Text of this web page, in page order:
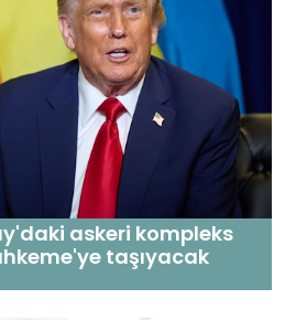
askeri kompleks
taşıyacak